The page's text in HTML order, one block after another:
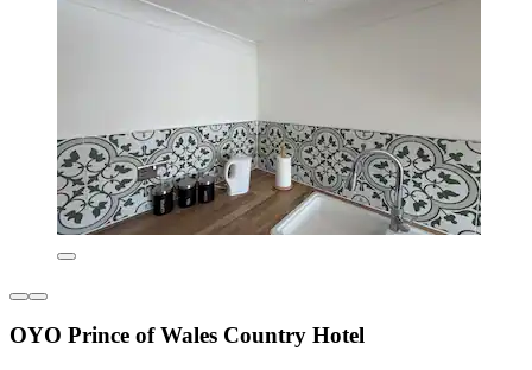
OYO Prince of Wales Country Hotel